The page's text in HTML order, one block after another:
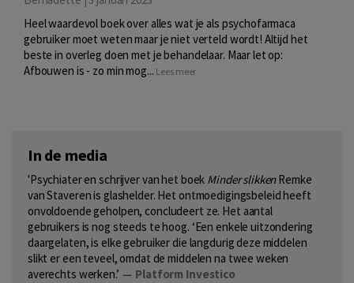
Heel waardevol boek over alles wat je als psychofarmaca
gebruiker moet weten maar je niet verteld wordt! Altijd het
beste in overleg doen met je behandelaar. Maar let op:
Afbouwen is - zo min mog... Lees meer
In de media
'Psychiater en schrijver van het boek Minder slikkenRemke
van Staveren is glashelder. Het ontmoedigingsbeleid heeft
onvoldoende geholpen, concludeert ze. Het aantal
gebruikers is nog steeds te hoog. ‘Een enkele uitzondering
daargelaten, is elke gebruiker die langdurig deze middelen
slikt er een teveel, omdat de middelen na twee weken
averechts werken.’ — Platform Investico